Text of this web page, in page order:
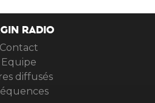
RADIO
Contact
Equipe
diffusés